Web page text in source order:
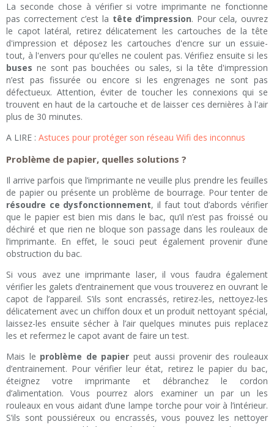
La seconde chose à vérifier si votre imprimante ne fonctionne
pas correctement c’est la tête d’impression. Pour cela, ouvrez
le capot latéral, retirez délicatement les cartouches de la tête
d'impression et déposez les cartouches d'encre sur un essuie-
tout, à l'envers pour qu'elles ne coulent pas. Vérifiez ensuite si les
buses ne sont pas bouchées ou sales, si la tête d'impression
n’est pas fissurée ou encore si les engrenages ne sont pas
défectueux. Attention, éviter de toucher les connexions qui se
trouvent en haut de la cartouche et de laisser ces dernières à l'air
plus de 30 minutes.
A LIRE : Astuces pour protéger son réseau Wifi des inconnus
Problème de papier, quelles solutions ?
Il arrive parfois que l’imprimante ne veuille plus prendre les feuilles
de papier ou présente un problème de bourrage. Pour tenter de
résoudre ce dysfonctionnement, il faut tout d’abords vérifier
que le papier est bien mis dans le bac, qu’il n’est pas froissé ou
déchiré et que rien ne bloque son passage dans les rouleaux de
l’imprimante. En effet, le souci peut également provenir d’une
obstruction du bac.
Si vous avez une imprimante laser, il vous faudra également
vérifier les galets d’entrainement que vous trouverez en ouvrant le
capot de l’appareil. S’ils sont encrassés, retirez-les, nettoyez-les
délicatement avec un chiffon doux et un produit nettoyant spécial,
laissez-les ensuite sécher à l’air quelques minutes puis replacez
les et refermez le capot avant de faire un test.
Mais le problème de papier peut aussi provenir des rouleaux
d’entrainement. Pour vérifier leur état, retirez le papier du bac,
éteignez votre imprimante et débranchez le cordon
d’alimentation. Vous pourrez alors examiner un par un les
rouleaux en vous aidant d’une lampe torche pour voir à l’intérieur.
S’ils sont poussiéreux ou encrassés, vous pouvez les nettoyer